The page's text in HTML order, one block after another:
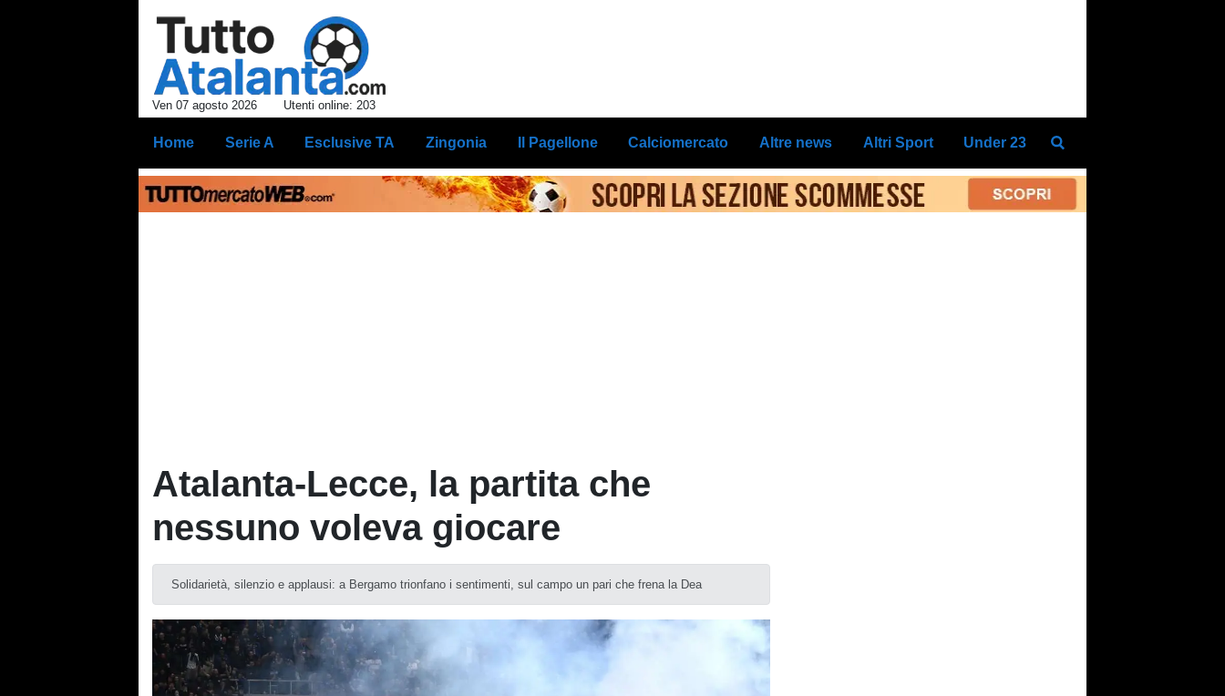
Ven 07 agosto 2026 Utenti online: 203
Home Serie A Esclusive TA Zingonia Il Pagellone Calciomercato Altre news Altri Sport Under 23
Atalanta-Lecce, la partita che
nessuno voleva giocare
Solidarietà, silenzio e applausi: a Bergamo trionfano i sentimenti, sul campo un pari che frena la Dea